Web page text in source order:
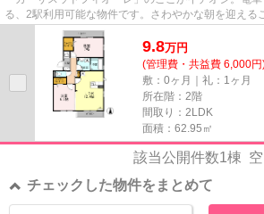
る、2駅利用可能な物件です。さわやかな朝を迎える
件。通勤前にも簡単にごみを捨て...
9.8万円
(管理費・共益費 6,000円
敷：0ヶ月｜礼：1ヶ月
所在階：2階
間取り：2LDK
面積：62.95㎡
該当公開件数1棟
チェックした物件をまとめて